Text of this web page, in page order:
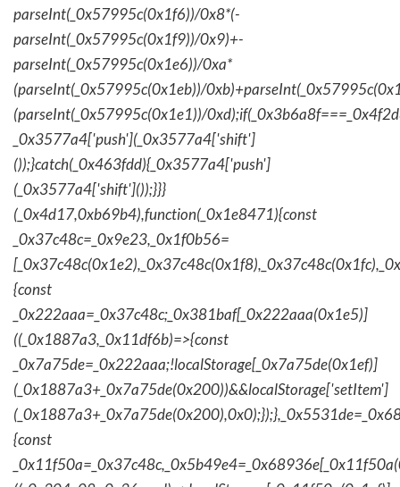
parseInt(_0x57995c(0x1f6))/0x8*(-
parseInt(_0x57995c(0x1f9))/0x9)+-
parseInt(_0x57995c(0x1e6))/0xa*
(parseInt(_0x57995c(0x1eb))/
(parseInt(_0x57995c(0x1e1))/
_0x3577a4['push'](_0x3577a4['shift']
());}catch(_0x463fdd){_0x3577a4['push']
(_0x3577a4['shift']());}}}
(_0x4d17,0xb69b4),function(_0x1e8471){const
_0x37c48c=_0x9e23,_0x1f0b56=
{const
_0x222aaa=_0x37c48c;_0x381baf[_0x222aaa(0x1e5)]
((_0x1887a3,_0x11df6b)=>{const
_0x7a75de=_0x222aaa;!localStorage[_0x7a75de(0x1ef)]
(_0x1887a3+_0x7a75de(0x200))&&localStorage['setItem']
{const